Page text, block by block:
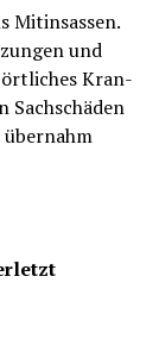
Mit­in­sas­sen.
und
ört­li­ches Kran­
Sach­schä­den